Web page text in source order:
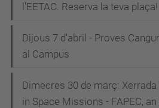
l'EETAC. Reserva la teva plaça!
Dijous 7 d'abril - Proves
al Campus
Dimecres 30 de març:
in Space Missions - FAPEC,